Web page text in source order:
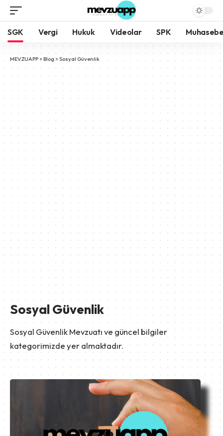
SGK Vergi Hukuk Videolar SPK
MEVZUAPP > Blog >Sosyal Güvenlik
Sosyal Güvenlik
Sosyal Güvenlik Mevzuatı ve güncel bilgiler
kategorimizde yer almaktadır.